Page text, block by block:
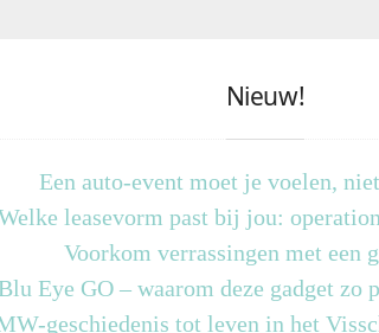
Nieuw!
Een auto-event moet je voelen,
leasevorm past bij jou:
Voorkom verrassingen met een
Eye GO – waarom deze gadget zo
geschiedenis tot leven in het